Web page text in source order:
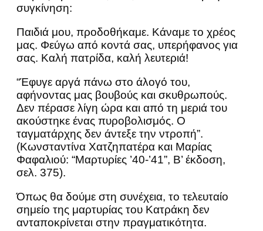
συγκίνηση:
Παιδιά μου, προδοθήκαμε. Κάναμε το χρέος
μας. Φεύγω από κοντά σας, υπερήφανος για
σας. Καλή πατρίδα, καλή λευτεριά!
“Έφυγε αργά πάνω στο άλογό του,
αφήνοντας μας βουβούς και σκυθρωπούς.
Δεν πέρασε λίγη ώρα και από τη μεριά του
ακούστηκε ένας πυροβολισμός. Ο
ταγματάρχης δεν άντεξε την ντροπή”.
(Κωνσταντίνα Χατζηπατέρα και Μαρίας
Φαφαλιού: “Μαρτυρίες ’40-’41”, Β’ έκδοση,
σελ. 375).
Όπως θα δούμε στη συνέχεια, το τελευταίο
σημείο της μαρτυρίας του Κατράκη δεν
ανταποκρίνεται στην πραγματικότητα.